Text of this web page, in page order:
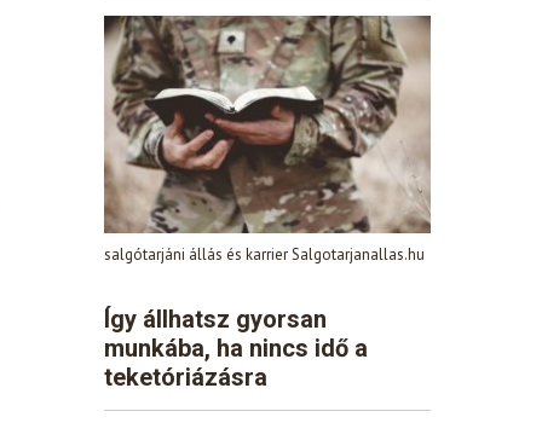
salgótarjáni állás és karrier Salgotarjanallas.hu
Így állhatsz gyorsan
munkába, ha nincs idő a
teketóriázásra